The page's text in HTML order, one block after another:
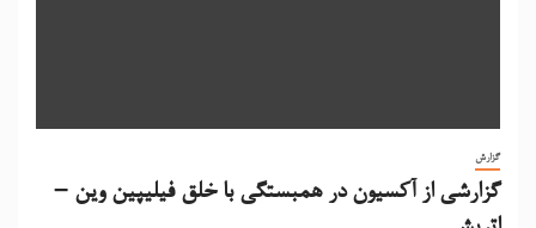
گزارش
گزارشی از آکسیون در همبستگی با خلق فیلیپین وین –